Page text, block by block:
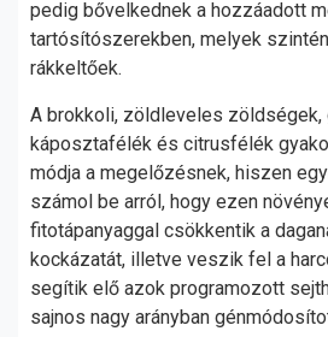
pedig bővelkednek a hozzáadott
tartósítószerekben, melyek
rákkeltőek.
A brokkoli, zöldleveles
káposztafélék és citrusfélék
módja a megelőzésnek, hiszen
számol be arról, hogy ezen
fitotápanyaggal csökkentik a
kockázatát, illetve veszik fel a
segítik elő azok programozott
sajnos nagy arányban